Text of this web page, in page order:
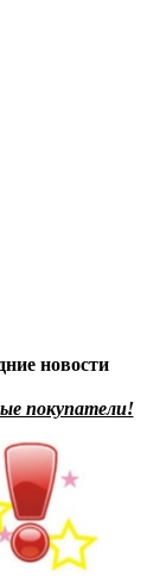
новости
покупатели!